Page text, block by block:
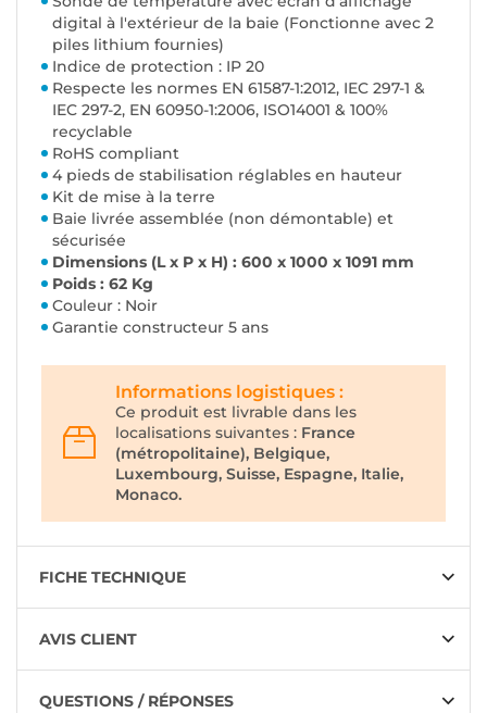
digital à l'extérieur de la baie (Fonctionne avec 2
piles lithium fournies)
Indice de protection : IP 20
Respecte les normes EN 61587-1:2012, IEC 297-1 &
IEC 297-2, EN 60950-1:2006, ISO14001 & 100%
recyclable
RoHS compliant
4 pieds de stabilisation réglables en hauteur
Kit de mise à la terre
Baie livrée assemblée (non démontable) et
sécurisée
Dimensions (L x P x H) : 600 x 1000 x 1091 mm
Poids : 62 Kg
Couleur : Noir
Garantie constructeur 5 ans
Informations logistiques :
Ce produit est livrable dans les
localisations suivantes : France
(métropolitaine), Belgique,
Luxembourg, Suisse, Espagne, Italie,
Monaco.
FICHE TECHNIQUE
AVIS CLIENT
QUESTIONS / RÉPONSES